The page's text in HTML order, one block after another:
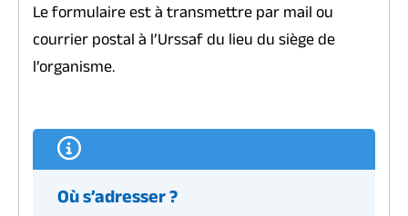
Le formulaire est à transmettre par mail ou
courrier postal à l’Urssaf du lieu du siège de
l’organisme.
Où s’adresser ?